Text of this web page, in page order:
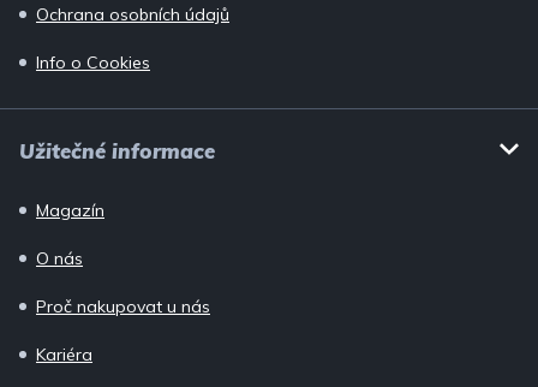
Ochrana osobních údajů
Info o Cookies
Užitečné informace
Magazín
O nás
Proč nakupovat u nás
Kariéra